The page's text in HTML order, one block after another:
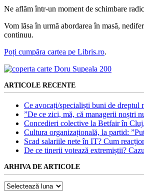
Ne aflăm într-un moment de schimbare
Vom lăsa în urmă abordarea în masă,
continuu.
Poți cumpăra cartea pe Libris.ro.
ARTICOLE RECENTE
Ce avocați/specialiști buni de dreptul
”De ce zici, mă, că managerii noștri
Concedieri colective la Betfair în
Cultura organizațională, la partid:
Scad salariile nete în IT? Cum
De ce tinerii votează extremiștii?
ARHIVA DE ARTICOLE
Arhiva